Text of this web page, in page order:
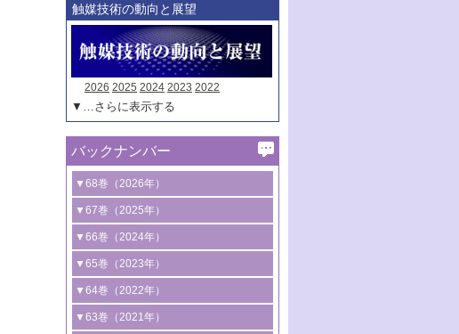
触媒技術の動向と展望
2026 2025 2024 2023 2022
▼…さらに表示する
バックナンバー
▼68巻（2026年）
1号 過酸化水素合成に関する研究動向
2号 コンピューター技術により加速する
触媒開発
3号 有機分子変換やCO 資源化のための
光触媒に関する最近の研究
B号 第137回触媒討論会（2026年）
▼67巻（2025年）
1号 CO
水素化によるグリーン燃料/グリ
ーンケミカル製造
2号 水素製造のための水分解技術に関す
る最近の研究
3号 オレフィン系樹脂の精密合成に関す
▼66巻（2024年）
1号 低次元ナノ構造を有する触媒材料
2号 規制反応場を活用した固体触媒研究
の新展開
▼65巻（2023年）
1号 炭素が関わる触媒機能
2号 プラスチックケミカルリサイクルの
▼64巻（2022年）
1号 合成ガス製造とCOを用いるケミカル
▼63巻（2021年）